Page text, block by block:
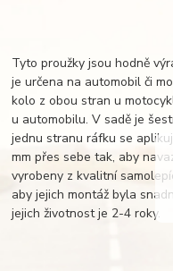
Tyto proužky jsou hodně
je určena na automobil či
kolo z obou stran u
u automobilu. V sadě je
jednu stranu ráfku se
mm přes sebe tak, aby
vyrobeny z kvalitní
aby jejich montáž byla
jejich životnost je 2-4 roky.